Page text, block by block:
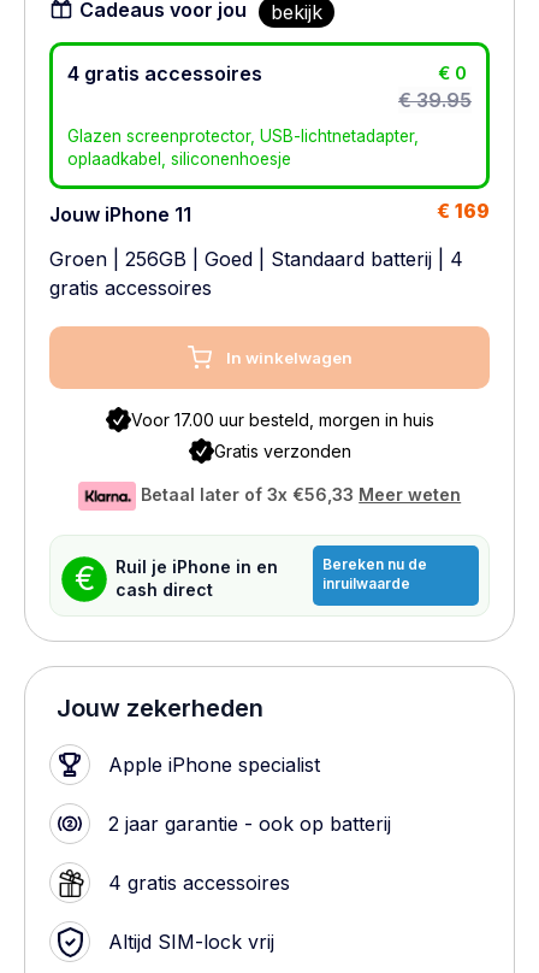
Cadeaus voor jou bekijk
4 gratis accessoires € 0
€ 39.95
Glazen screenprotector, USB-lichtnetadapter,
oplaadkabel, siliconenhoesje
Jouw iPhone 11
€ 169
Groen
256GB Goed Standaard batterij | 4
gratis accessoires
In winkelwagen
Voor 17.00 uur besteld, morgen in huis
Gratis verzonden
Betaal later of 3x €56,33 Meer weten
€
Ruil je iPhone in en
cash direct
Bereken nu de
inruilwaarde
Jouw zekerheden
Apple iPhone specialist
2 jaar garantie - ook op batterij
4 gratis accessoires
Altijd SIM-lock vrij